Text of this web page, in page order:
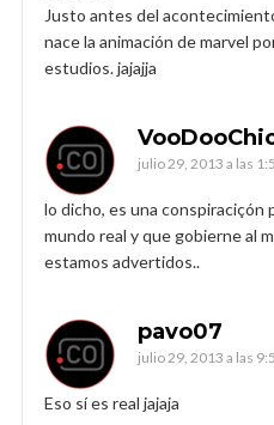
Justo antes del
nace la animación de marvel
estudios. jajajja
julio 29, 2013 a las
lo dicho, es una conspiraciçón
mundo real y que gobierne al
estamos advertidos..
pavo07
julio 29, 2013 a las
Eso sí es real jajaja